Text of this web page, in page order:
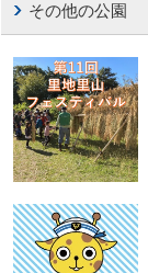
その他の公園